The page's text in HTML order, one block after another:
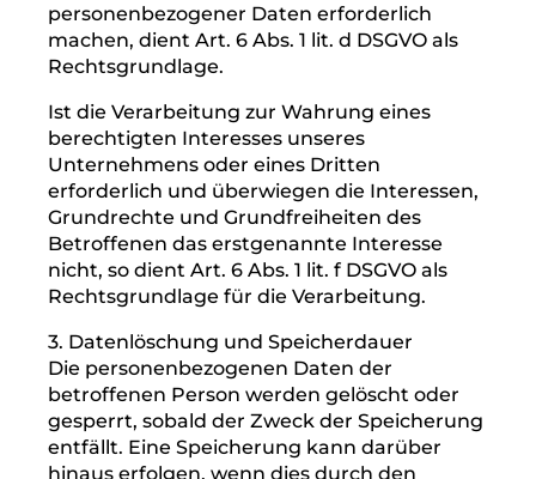
Rechtsgrundlage. Dies gilt auch für
Verarbeitungsvorgänge, die zur
Durchführung vorvertraglicher Maßnahmen
Soweit eine Verarbeitung
personenbezogener Daten zur Erfüllung
einer rechtlichen Verpflichtung erforderlich
ist, der unser Unternehmen unterliegt, dient
Art. 6 Abs. 1 lit. c DSGVO als
Rechtsgrundlage.
Für den Fall, dass lebenswichtige Interessen
der betroffenen Person oder einer anderen
natürlichen Person eine Verarbeitung
personenbezogener Daten erforderlich
machen, dient Art. 6 Abs. 1 lit. d DSGVO als
Rechtsgrundlage.